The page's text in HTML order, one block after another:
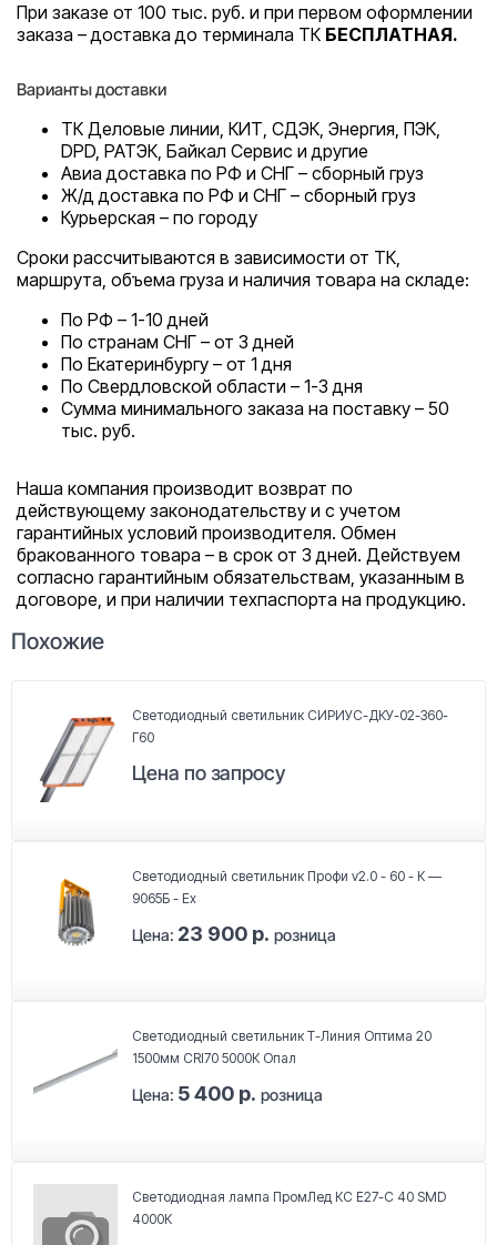
При заказе от 100 тыс. руб. и при первом оформлении
заказа – доставка до терминала ТК БЕСПЛАТНАЯ.
Варианты доставки
ТК Деловые линии, КИТ, СДЭК, Энергия, ПЭК,
DPD, РАТЭК, Байкал Сервис и другие
Авиа доставка по РФ и СНГ – сборный груз
Ж/д доставка по РФ и СНГ – сборный груз
Курьерская – по городу
Сроки рассчитываются в зависимости от ТК,
маршрута, объема груза и наличия товара на складе:
По РФ – 1-10 дней
По странам СНГ – от 3 дней
По Екатеринбургу – от 1 дня
По Свердловской области – 1-3 дня
Сумма минимального заказа на поставку – 50
тыс. руб.
Наша компания производит возврат по
действующему законодательству и с учетом
гарантийных условий производителя. Обмен
бракованного товара – в срок от 3 дней. Действуем
согласно гарантийным обязательствам, указанным в
договоре, и при наличии техпаспорта на продукцию.
Похожие
Светодиодный светильник СИРИУС-ДКУ-02-360-
Г60
Цена по запросу
Светодиодный светильник Профи v2.0 - 60 - К —
9065Б - Ex
Цена: 23 900 р. розница
Светодиодный светильник Т-Линия Оптима 20
1500мм CRI70 5000К Опал
Цена: 5 400 р. розница
Светодиодная лампа ПромЛед КС Е27-C 40 SMD
4000К